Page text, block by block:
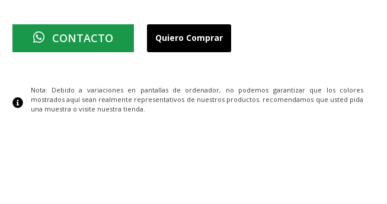
CONTACTO Quiero Comprar
Nota: Debido a variaciones en pantallas de ordenador, no podemos garantizar que los colores
mostrados aquí sean realmente representativos de nuestros productos. recomendamos que usted pida
una muestra o visite nuestra tienda.